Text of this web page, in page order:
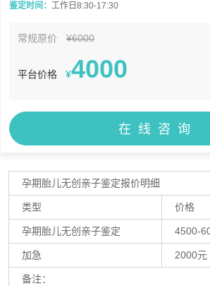
鉴定时间： 工作日8:30-17:30
常规原价 ¥6000
平台价格 ¥4000
在线咨询
孕期胎儿无创亲子鉴定报价明细
类型 价格
孕期胎儿无创亲子鉴定 4500-
加急 2000元
备注：